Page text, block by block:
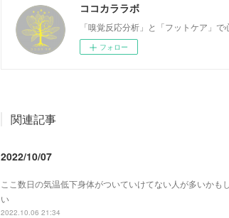
ココカララボ
「嗅覚反応分析」と「フットケア」
フォロー
関連記事
2022/10/07
ここ数日の気温低下身体がついていけてない人が多いか
い
2022.10.06 21:34